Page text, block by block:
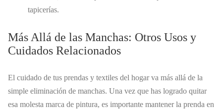
tapicerías.
Más Allá de las Manchas: Otros Usos y
Cuidados Relacionados
El cuidado de tus prendas y textiles del hogar va más allá de la
simple eliminación de manchas. Una vez que has logrado quitar
esa molesta marca de pintura, es importante mantener la prenda en